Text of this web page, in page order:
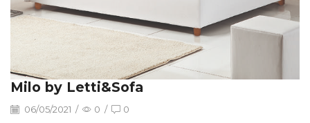
Milo by Letti&Sofa
06/05/2021 / 0 / 0